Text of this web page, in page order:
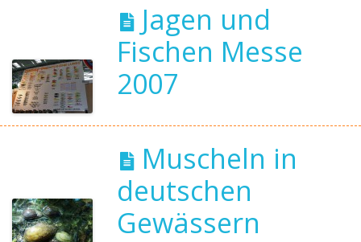
Jagen und
Fischen Messe
2007
Muscheln in
deutschen
Gewässern